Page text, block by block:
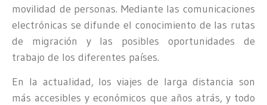
movilidad de personas. Mediante las comunicaciones
electrónicas se difunde el conocimiento de las rutas
de migración y las posibles oportunidades de
trabajo de los diferentes países.
En la actualidad, los viajes de larga distancia son
más accesibles y económicos que años atrás, y todo